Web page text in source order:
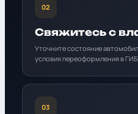
02
Свяжитесь с
Уточните состояние
условия переоформления в
03